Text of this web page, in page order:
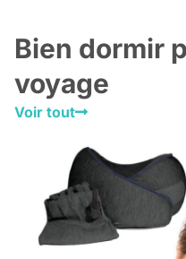
Bien dormir
voyage
Voir tout